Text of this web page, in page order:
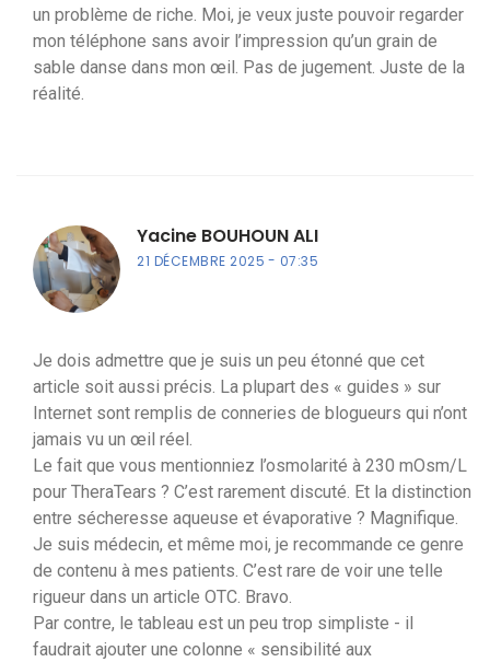
un problème de riche. Moi, je veux juste pouvoir regarder
mon téléphone sans avoir l’impression qu’un grain de
sable danse dans mon œil. Pas de jugement. Juste de la
réalité.
Yacine BOUHOUN ALI
21 DÉCEMBRE 2025 07:35
Je dois admettre que je suis un peu étonné que cet
article soit aussi précis. La plupart des « guides » sur
Internet sont remplis de conneries de blogueurs qui n’ont
jamais vu un œil réel.
Le fait que vous mentionniez l’osmolarité à 230 mOsm/L
pour TheraTears ? C’est rarement discuté. Et la distinction
entre sécheresse aqueuse et évaporative ? Magnifique.
Je suis médecin, et même moi, je recommande ce genre
de contenu à mes patients. C’est rare de voir une telle
rigueur dans un article OTC. Bravo.
Par contre, le tableau est un peu trop simpliste - il
faudrait ajouter une colonne « sensibilité aux